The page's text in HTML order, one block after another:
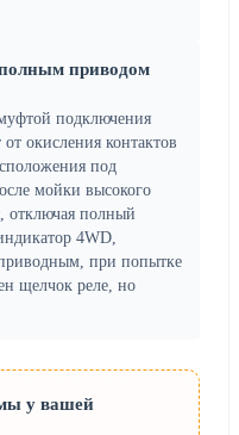
приводом
подключения
окисления контактов
под
мойки высокого
отключая полный
4WD,
при попытке
щелчок реле, но
у вашей